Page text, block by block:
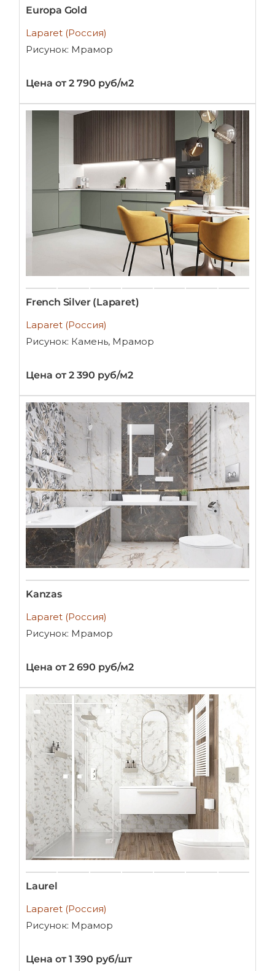
Europa Gold
Laparet (Россия)
Рисунок: Мрамор
Цена от 2 790 руб/м2
French Silver (Laparet)
Laparet (Россия)
Рисунок: Камень, Мрамор
Цена от 2 390 руб/м2
Kanzas
Laparet (Россия)
Рисунок: Мрамор
Цена от 2 690 руб/м2
Laurel
Laparet (Россия)
Рисунок: Мрамор
Цена от 1 390 руб/шт